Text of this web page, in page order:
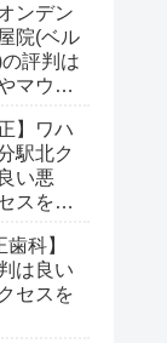
！
ンデン
院(ベル
評判は
マウス
】ワハ
駅北ク
い悪
スを徹
科】
は良い
セスを